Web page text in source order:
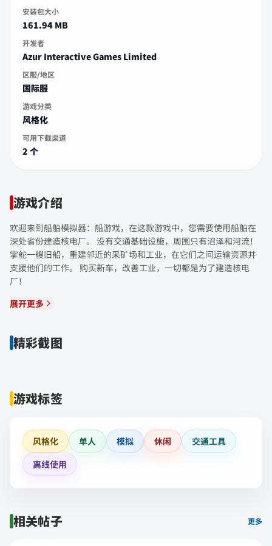
安装包大小
161.94 MB
开发者
Azur Interactive Games Limited
区服/地区
国际服
游戏分类
风格化
可用下载渠道
2 个
游戏介绍
欢迎来到船舶模拟器：船游戏，在这款游戏中，您需要使用船舶在
深处省份建造核电厂。 没有交通基础设施，周围只有沼泽和河流！
掌舵一艘旧船，重建邻近的采矿场和工业，在它们之间运输资源并
支援他们的工作。 购买新车，改善工业，一切都是为了建造核电
厂！
展开更多
精彩截图
游戏标签
风格化 单人 模拟 休闲
交通工具
离线使用
相关帖子 更多